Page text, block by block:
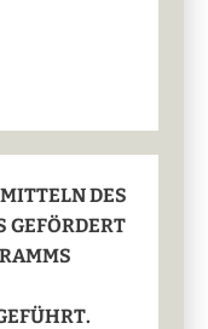
DES
GEFÖRDERT